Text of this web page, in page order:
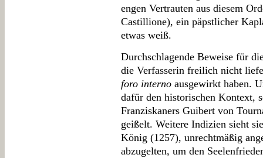
engen Vertrauten aus diesem
Castillione), ein päpstlicher
etwas weiß.
Durchschlagende Beweise für
die Verfasserin freilich nicht
foro interno ausgewirkt haben.
dafür den historischen Kontext,
Franziskaners Guibert von
geißelt. Weitere Indizien sieht
König (1257), unrechtmäßig
abzugelten, um den